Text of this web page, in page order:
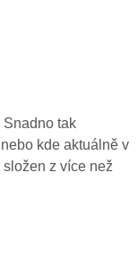
Snadno tak
kde aktuálně v
z více než